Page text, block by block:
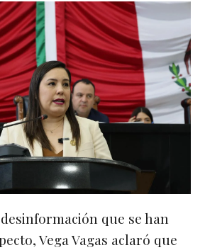
que se han
Vega Vagas aclaró que